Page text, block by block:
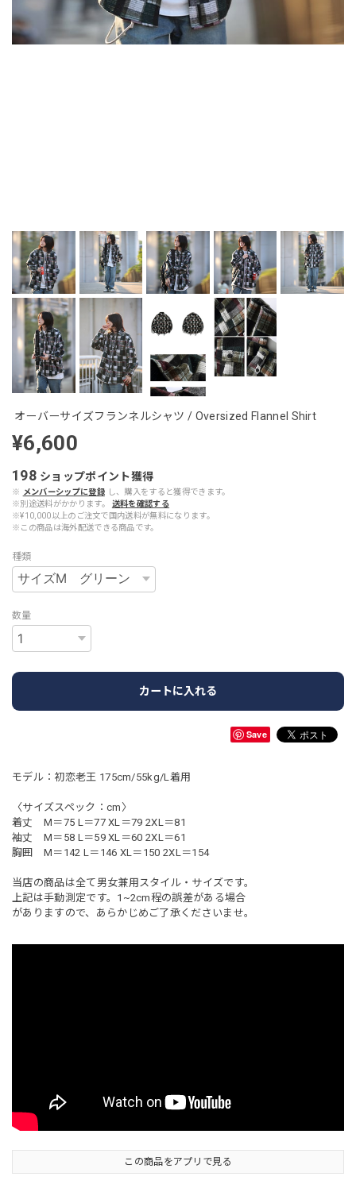
オーバーサイズフランネルシャツ / Oversized Flannel Shirt
¥6,600
198 ショップポイント獲得
※ メンバーシップに登録 し、購入をすると獲得できます。
※別途送料がかかります。
送料を確認する
※¥10,000以上のご注文で国内送料が無料になります。
※この商品は海外配送できる商品です。
種類
数量
カートに入れる
Save
モデル：初恋老王 175cm/55kg/L着用
〈サイズスペック：cm〉
着丈 M＝75 L＝77 XL＝79 2XL＝81
袖丈 M＝58 L＝59 XL＝60 2XL＝61
胸囲 M＝142 L＝146 XL＝150 2XL＝154
当店の商品は全て男女兼用スタイル・サイズです。
上記は手動測定です。1~2cm程の誤差がある場合
がありますので、あらかじめご了承くださいませ。
この商品をアプリで見る